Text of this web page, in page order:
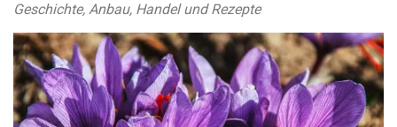
Geschichte, Anbau, Handel und Rezepte